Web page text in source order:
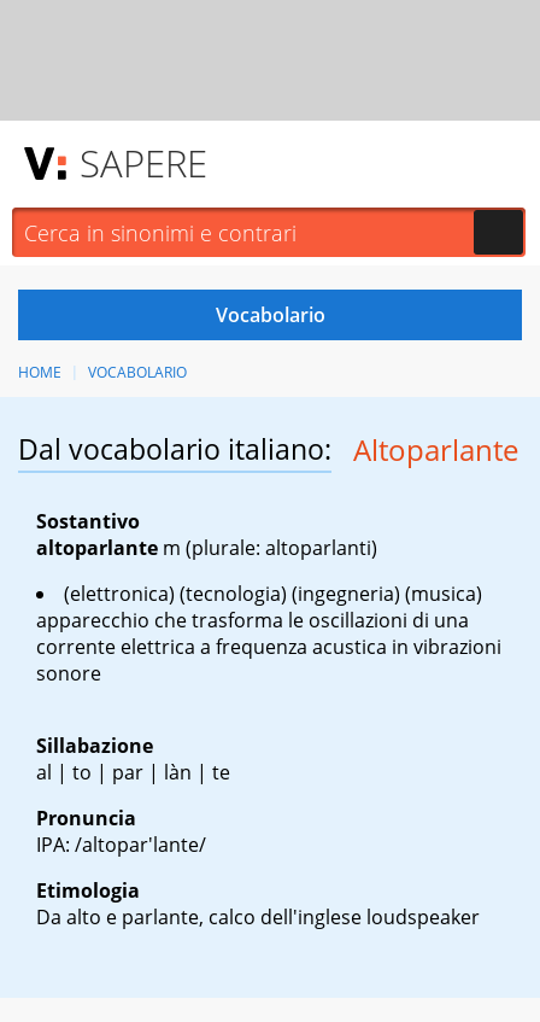
SAPERE
HOME VOCABOLARIO
Dal vocabolario italiano: Altoparlante
Sostantivo
altoparlante m (plurale: altoparlanti)
(elettronica) (tecnologia) (ingegneria) (musica)
apparecchio che trasforma le oscillazioni di una
corrente elettrica a frequenza acustica in vibrazioni
sonore
Sillabazione
al | to | par | làn | te
Pronuncia
IPA: /altopar'lante/
Etimologia
Da alto e parlante, calco dell'inglese loudspeaker